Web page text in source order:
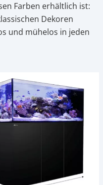
Farben erhältlich ist:
Dekoren
und mühelos in jeden